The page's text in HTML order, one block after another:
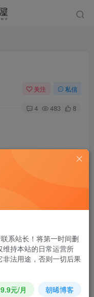
关注 私信
4 483 8
或是直接下载到手机
系站长！将第一时间删
持本站的日常运营所
法用途，否则一切后果
元/月 朝晞博客